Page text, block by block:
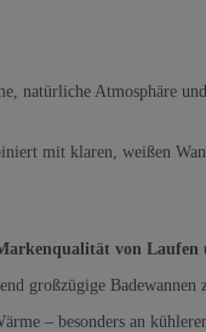
natürliche Atmosphäre
mit klaren, weißen
von Laufen
großzügige Badewannen
– besonders an